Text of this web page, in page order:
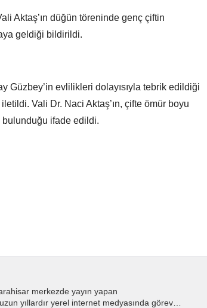
Aktaş’ın düğün töreninde genç çiftin
geldiği bildirildi.
Güzbey’in evlilikleri dolayısıyla tebrik edildiği
Vali Dr. Naci Aktaş’ın, çifte ömür boyu
bulunduğu ifade edildi.
merkezde yayın yapan
yıllardır yerel internet medyasında görev